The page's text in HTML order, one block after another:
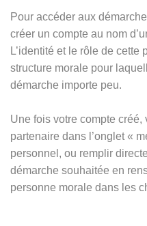
Pour accéder aux
créer un compte au nom
L’identité et le rôle de cette
structure morale pour
démarche importe peu.
Une fois votre compte créé,
partenaire dans l’onglet «
personnel, ou remplir
démarche souhaitée en
personne morale dans les